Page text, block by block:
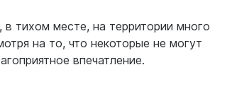
тихом месте, на территории много
на то, что некоторые не могут
впечатление.